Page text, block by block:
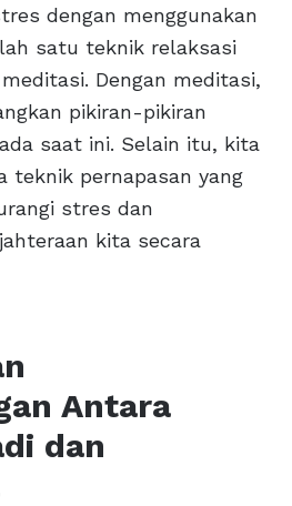
dengan menggunakan
satu teknik relaksasi
Dengan meditasi,
pikiran-pikiran
saat ini. Selain itu, kita
teknik pernapasan yang
stres dan
kita secara
Antara
dan